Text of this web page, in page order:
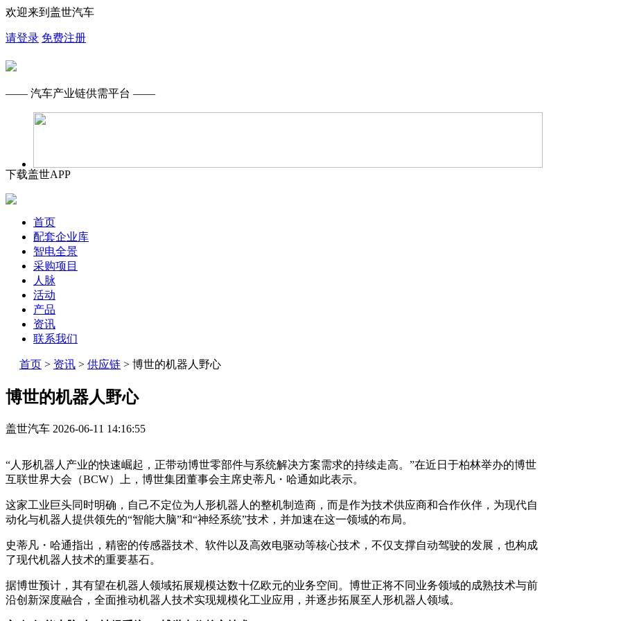
欢迎来到盖世汽车
请登录 免费注册
—— 汽车产业链供需平台 ——
下载盖世APP
首页
配套企业库
智电全景
采购项目
人脉
活动
产品
资讯
联系我们
首页 > 资讯 > 供应链 > 博世的机器人野心
博世的机器人野心
盖世汽车 2026-06-11 14:16:55
“人形机器人产业的快速崛起，正带动博世零部件与系统解决方案需求的持续走高。”在近日于柏林举办的博世
互联世界大会（BCW）上，博世集团董事会主席史蒂凡・哈通如此表示。
这家工业巨头同时明确，自己不定位为人形机器人的整机制造商，而是作为技术供应商和合作伙伴，为现代自
动化与机器人提供领先的“智能大脑”和“神经系统”技术，并加速在这一领域的布局。
史蒂凡・哈通指出，精密的传感器技术、软件以及高效电驱动等核心技术，不仅支撑自动驾驶的发展，也构成
了现代机器人技术的重要基石。
据博世预计，其有望在机器人领域拓展规模达数十亿欧元的业务空间。博世正将不同业务领域的成熟技术与前
沿创新深度融合，全面推动机器人技术实现规模化工业应用，并逐步拓展至人形机器人领域。